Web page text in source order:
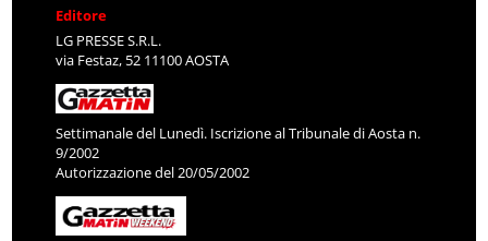
Editore
LG PRESSE S.R.L.
via Festaz, 52 11100 AOSTA
Settimanale del Lunedì. Iscrizione al Tribunale di Aosta n.
9/2002
Autorizzazione del 20/05/2002